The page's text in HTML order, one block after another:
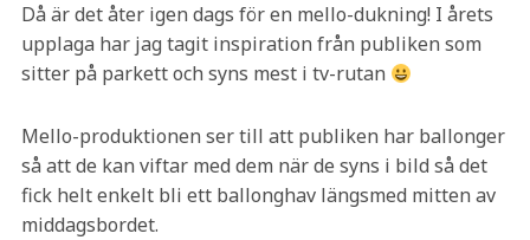
Då är det åter igen dags för en mello-dukning! I årets
upplaga har jag tagit inspiration från publiken som
sitter på parkett och syns mest i tv-rutan
Mello-produktionen ser till att publiken har ballonger
så att de kan viftar med dem när de syns i bild så det
fick helt enkelt bli ett ballonghav längsmed mitten av
middagsbordet.